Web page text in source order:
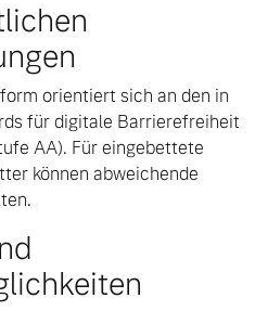
orientiert sich an den in
für digitale Barrierefreiheit
AA). Für eingebettete
können abweichende